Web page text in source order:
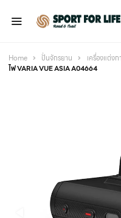
Home ปั่นจักรยาน เครื่องแต่ง
ไฟ VARIA VUE ASIA A04664